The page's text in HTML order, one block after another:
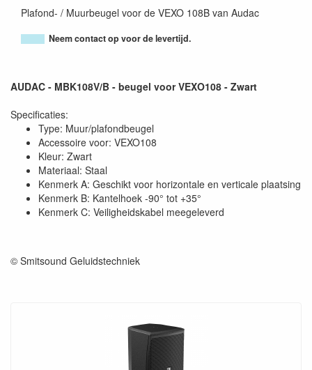
Plafond- / Muurbeugel voor de VEXO 108B van Audac
Neem contact op voor de levertijd.
AUDAC - MBK108V/B - beugel voor VEXO108 - Zwart
Specificaties:
Type: Muur/plafondbeugel
Accessoire voor: VEXO108
Kleur: Zwart
Materiaal: Staal
Kenmerk A: Geschikt voor horizontale en verticale plaatsing
Kenmerk B: Kantelhoek -90° tot +35°
Kenmerk C: Veiligheidskabel meegeleverd
© Smitsound Geluidstechniek